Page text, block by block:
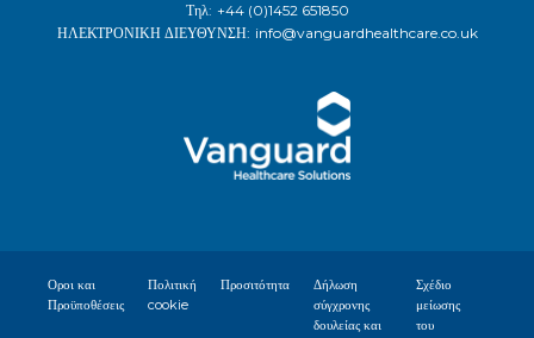
Τηλ: +44 (0)1452 651850
ΗΛΕΚΤΡΟΝΙΚΗ ΔΙΕΥΘΥΝΣΗ: info@vanguardhealthcare.co.uk
Οροι και
Προϋποθέσεις
Πολιτική
cookie
Προσιτότητα
Δήλωση
σύγχρονης
δουλείας και
Σχέδιο
μείωσης
του